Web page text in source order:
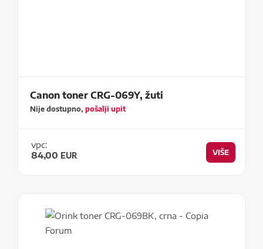
Canon toner CRG-069Y, žuti
Nije dostupno,pošalji upit
vpc:
84,00 EUR VIŠE